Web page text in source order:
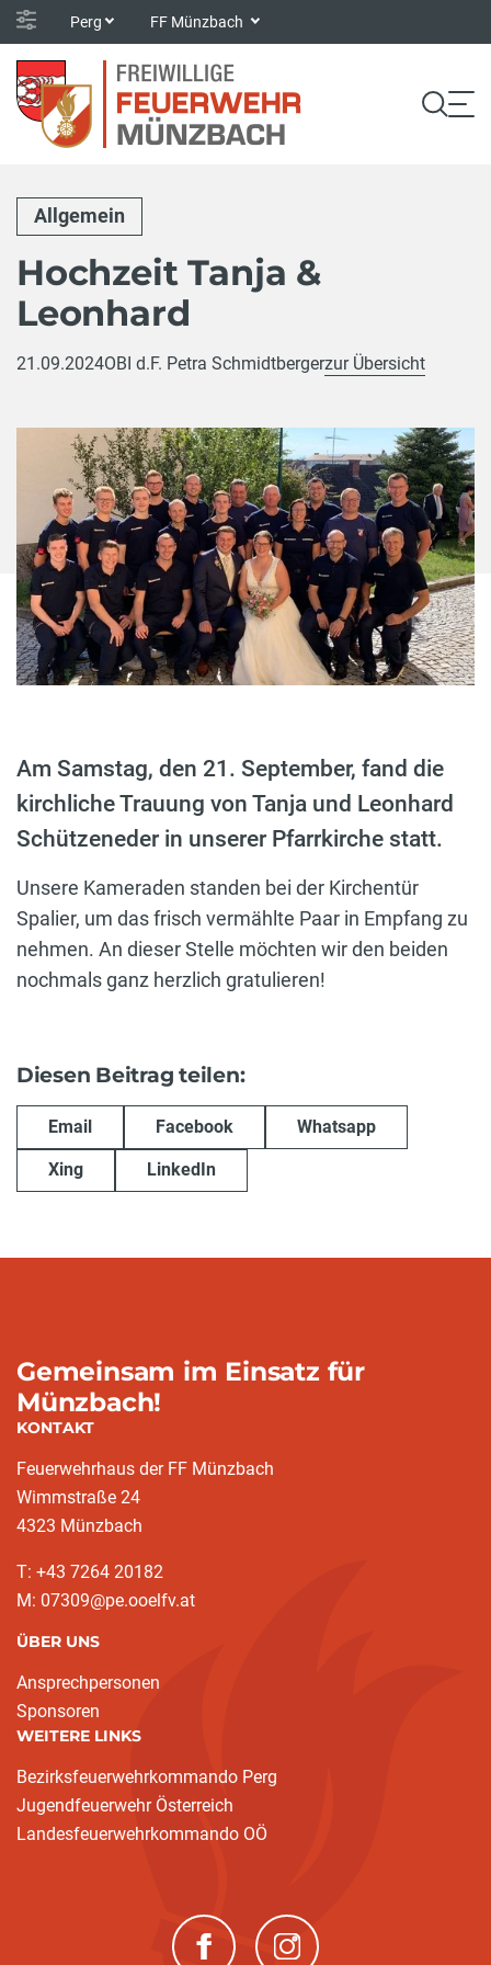
Perg FF Münzbach
Allgemein
Hochzeit Tanja &
Leonhard
21.09.2024OBI d.F. Petra Schmidtbergerzur Übersicht
Am Samstag, den 21. September, fand die
kirchliche Trauung von Tanja und Leonhard
Schützeneder in unserer Pfarrkirche statt.
Unsere Kameraden standen bei der Kirchentür
Spalier, um das frisch vermählte Paar in Empfang zu
nehmen. An dieser Stelle möchten wir den beiden
nochmals ganz herzlich gratulieren!
Diesen Beitrag teilen:
Email Facebook Whatsapp
Xing LinkedIn
Gemeinsam im Einsatz für
Münzbach!
KONTAKT
Feuerwehrhaus der FF Münzbach
Wimmstraße 24
4323 Münzbach
T: +43 7264 20182
M: 07309@pe.ooelfv.at
ÜBER UNS
Ansprechpersonen
Sponsoren
WEITERE LINKS
Bezirksfeuerwehrkommando Perg
Jugendfeuerwehr Österreich
Landesfeuerwehrkommando OÖ